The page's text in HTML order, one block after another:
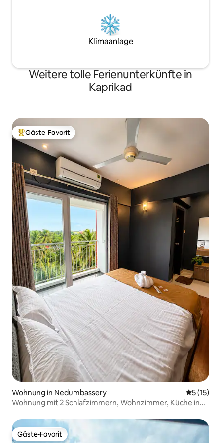
Klimaanlage
Weitere tolle Ferienunterkünfte in
Kaprikad
Beliebter Gäste-Favorit.
Gäste-Favorit
Wohnung in Nedumbassery
5 (15)
Wohnung mit 2 Schlafzimmern, Wohnzimmer, Küche in
Gäste-Favorit
Gäste-Favorit